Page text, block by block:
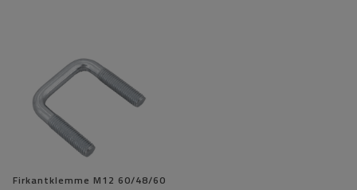
Firkantklemme M12 60/48/60